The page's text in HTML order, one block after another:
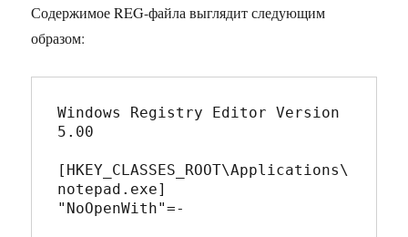
Содержимое REG-файла выглядит следующим
образом:
Windows Registry Editor Version
5.00
[HKEY_CLASSES_ROOT\Applications\
notepad.exe]
"NoOpenWith"=-